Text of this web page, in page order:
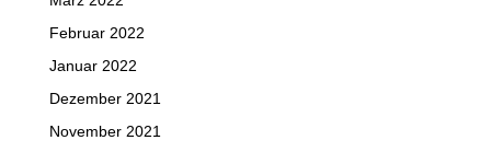
Februar 2022
Januar 2022
Dezember 2021
November 2021